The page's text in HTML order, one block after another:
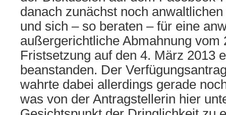
danach zunächst noch
und sich – so beraten – für eine
außergerichtliche Abmahnung vom
Fristsetzung auf den 4. März 2013
beanstanden. Der
wahrte dabei allerdings gerade
was von der Antragstellerin hier